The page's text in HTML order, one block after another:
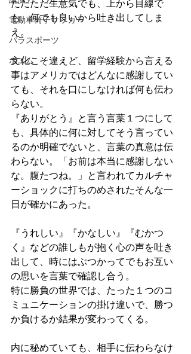
電動車椅子サッカー
パラスポーツ
ポエム
ただただ生意気でも、上から目線で
も、何でも良いから吐き出してしま
え。
文化こそ違えど、留学経験から言える
事はアメリカではどんなに感謝してい
ても、それを口にしなければ何も伝わ
らない。
『ありがとう』と言う言葉１つにして
も、具体的に何に対してそう言ってい
るのか明確でないと、言葉の真意は伝
わらない。「お前は本当に感謝しない
な。腹たつね。」と言われてカルチャ
ーショックに打ちのめされたそんな一
日が確かにあった。
『うれしい』『かなしい』『むかつ
く』などの誰しもが抱く心の声を吐き
出して、時にはぶつかってでもお互い
の思いを言葉で確認し合う。
特に勝負の世界では、たった１つのコ
ミュニケーションの掛け違いで、勝つ
か負けるか結果が変わってくる。
内に秘めていても、相手に伝わらなけ